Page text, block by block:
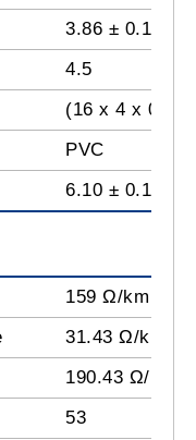
3.86 ± 0.10
4.5
(16 x 4 x 0.16
PVC
6.10 ± 0.10
159 Ω/km
31.43 Ω/km
190.43 Ω/km
53